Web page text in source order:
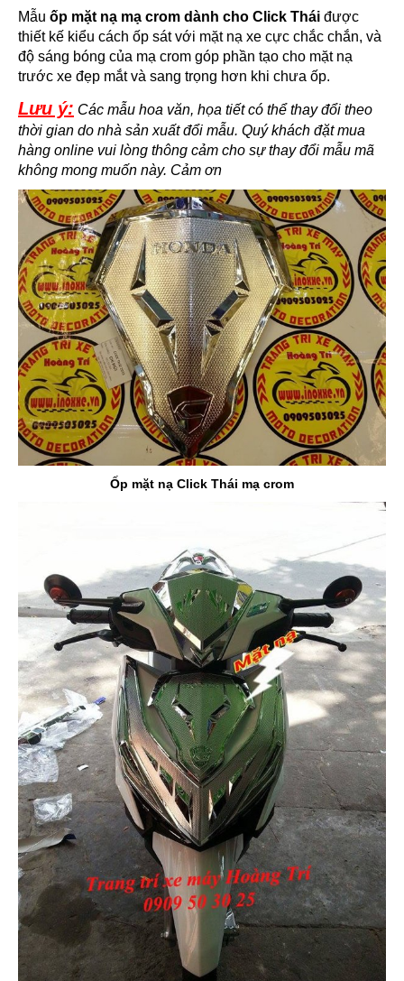
Mẫu ốp mặt nạ mạ crom dành cho Click Thái được
thiết kế kiểu cách ốp sát với mặt nạ xe cực chắc chắn, và
độ sáng bóng của mạ crom góp phần tạo cho mặt nạ
trước xe đẹp mắt và sang trọng hơn khi chưa ốp.
Lưu ý: Các mẫu hoa văn, họa tiết có thể thay đổi theo
thời gian do nhà sản xuất đổi mẫu. Quý khách đặt mua
hàng online vui lòng thông cảm cho sự thay đổi mẫu mã
không mong muốn này. Cảm ơn
Ốp mặt nạ Click Thái mạ crom